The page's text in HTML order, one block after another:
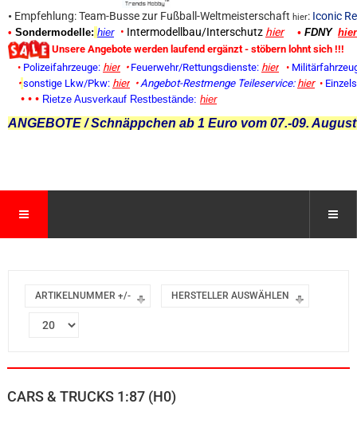
• Empfehlung: Team-Busse zur Fußball-Weltmeisterschaft hier: Iconic
• Sondermodelle: hier • Intermodellbau/Interschutz hier • FDNY hier
Unsere Angebote werden laufend ergänzt - stöbern lohnt sich !!!
• Polizeifahrzeuge: hier • Feuerwehr/Rettungsdienste: hier •
• sonstige Lkw/Pkw: hier • Angebot-Restmenge Teileservice: hier •
• • • Rietze Ausverkauf Restbestände: hier
ANGEBOTE / Schnäppchen ab 1 Euro vom 07.-09.
ARTIKELNUMMER +/- HERSTELLER AUSWÄHLEN
CARS & TRUCKS 1:87 (H0)